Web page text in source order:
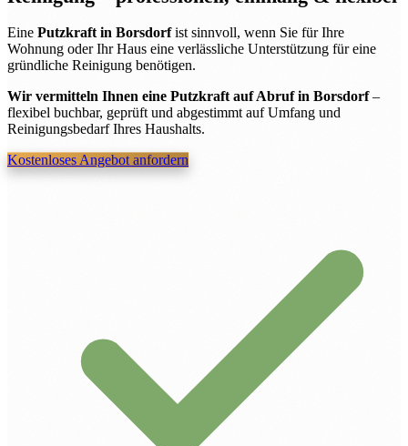
Eine Putzkraft in Borsdorfist sinnvoll, wenn Sie für Ihre
Wohnung oder Ihr Haus eine verlässliche Unterstützung für eine
gründliche Reinigung benötigen.
Wir vermitteln Ihnen eine Putzkraft auf Abruf in Borsdorf–
flexibel buchbar, geprüft und abgestimmt auf Umfang und
Reinigungsbedarf Ihres Haushalts.
Kostenloses Angebot anfordern